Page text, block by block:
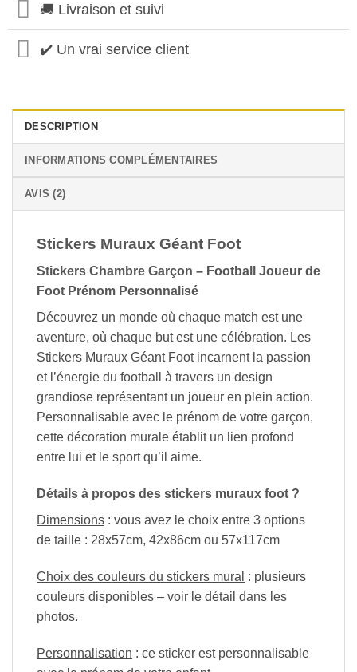
🚚 Livraison et suivi
✔️ Un vrai service client
DESCRIPTION
INFORMATIONS COMPLÉMENTAIRES
AVIS (2)
Stickers Muraux Géant Foot
Stickers Chambre Garçon – Football Joueur de
Foot Prénom Personnalisé
Découvrez un monde où chaque match est une
aventure, où chaque but est une célébration. Les
Stickers Muraux Géant Foot incarnent la passion
et l’énergie du football à travers un design
grandiose représentant un joueur en plein action.
Personnalisable avec le prénom de votre garçon,
cette décoration murale établit un lien profond
entre lui et le sport qu’il aime.
Détails à propos des stickers muraux foot ?
Dimensions : vous avez le choix entre 3 options
de taille : 28x57cm, 42x86cm ou 57x117cm
Choix des couleurs du stickers mural : plusieurs
couleurs disponibles – voir le détail dans les
photos.
Personnalisation : ce sticker est personnalisable